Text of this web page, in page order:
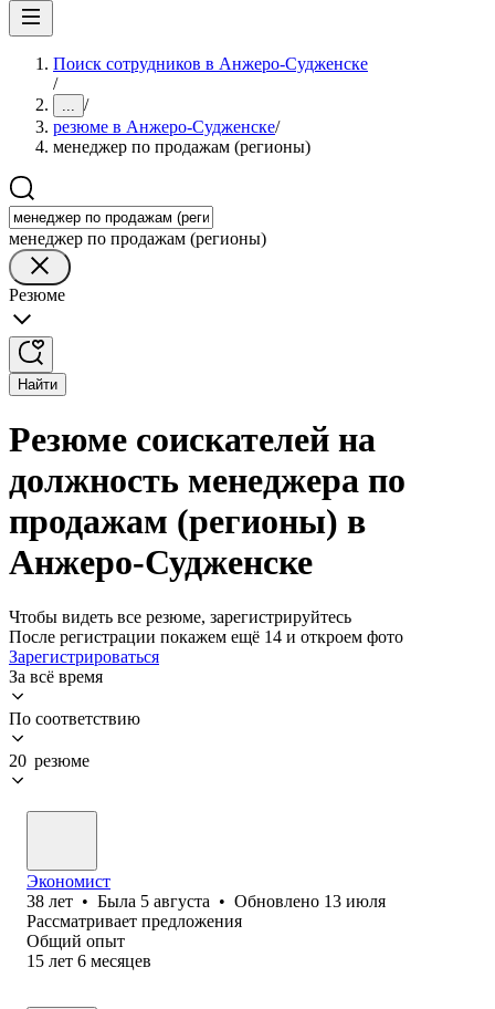
Поиск сотрудников в Анжеро-Судженске
/
... /
резюме в Анжеро-Судженске/
менеджер по продажам (регионы)
менеджер по продажам (регионы)
Резюме
Найти
Резюме соискателей на
должность менеджера по
продажам (регионы) в
Анжеро-Судженске
Чтобы видеть все резюме, зарегистрируйтесь
После регистрации покажем ещё 14 и откроем фото
Зарегистрироваться
За всё время
По соответствию
20 резюме
Экономист
38 лет • Была 5 августа • Обновлено 13 июля
Рассматривает предложения
Общий опыт
15 лет 6 месяцев